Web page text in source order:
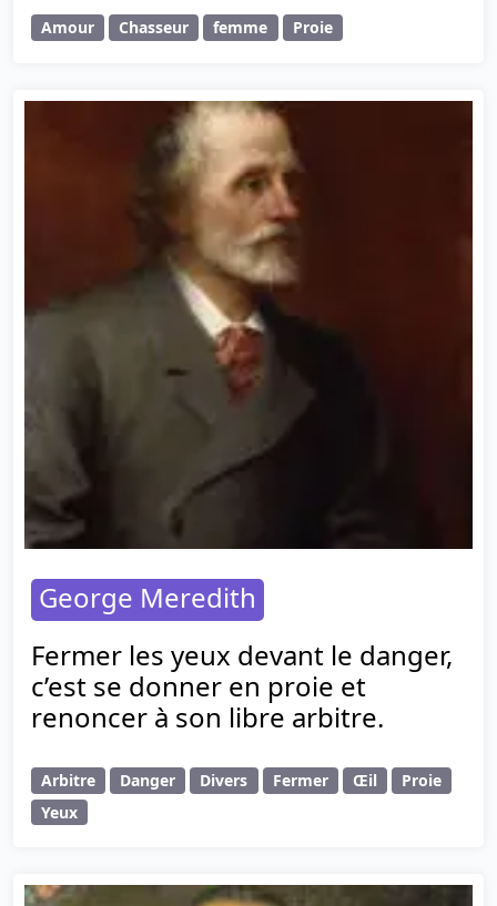
Amour Chasseur femme Proie
George Meredith
Fermer les yeux devant le danger,
c’est se donner en proie et
renoncer à son libre arbitre.
Arbitre Danger Divers Fermer Œil
Proie
Yeux